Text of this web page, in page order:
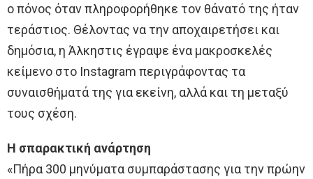
ο πόνος όταν πληροφορήθηκε τον θάνατό της ήταν
τεράστιος. Θέλοντας να την αποχαιρετήσει και
δημόσια, η Άλκηστις έγραψε ένα μακροσκελές
κείμενο στο Instagram περιγράφοντας τα
συναισθήματά της για εκείνη, αλλά και τη μεταξύ
τους σχέση.
Η σπαρακτική ανάρτηση
«Πήρα 300 μηνύματα συμπαράστασης για την πρώην